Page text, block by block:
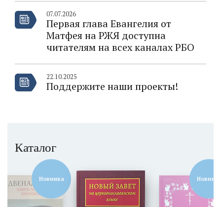
07.07.2026
Первая глава Евангелия от
Матфея на РЖЯ доступна
читателям на всех каналах РБО
22.10.2025
Поддержите наши проекты!
Каталог
Новинка